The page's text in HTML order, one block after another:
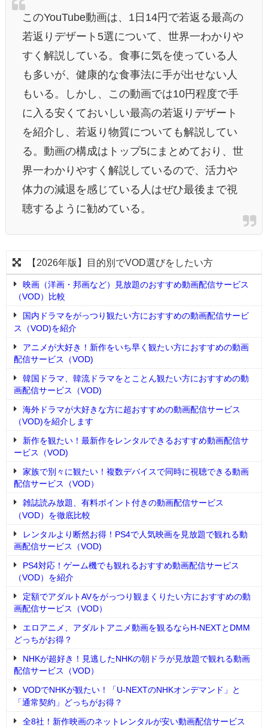
このYouTube動画は、1日14円で若返る最高の
若返りデザート5選について、世界一わかりや
すく解説している。食事に気を使っている人
も多いが、健康的な食事法に手が出せない人
もいる。しかし、この動画では10円程度で手
に入る安くておいしい最高の若返りデザート
を紹介し、若返り物質についても解説してい
る。動画の構成はトップ5にまとめており、世
界一わかりやすく解説しているので、活力や
体力の減退を感じている人はぜひ最後まで視
聴するように勧めている。
【2026年版】目的別でVOD選びをしたい方
映画（洋画・邦画など）見放題のおすすめ動画配信サービス
（VOD）比較
国内ドラマをがっつり観たい方におすすめの動画配信サービ
ス（VOD)を紹介
アニメが大好き！新作をいち早く観たい方におすすめの動画
配信サービス（VOD)
韓国ドラマ、韓流ドラマをとことん観たい方におすすめの動
画配信サービス（VOD)
海外ドラマが大好きな方に超おすすめの動画配信サービス
（VOD)を紹介します
新作を観たい！最新作をレンタルできるおすすめ動画配信サ
ービス（VOD)
家族で別々に観たい！複数デバイスで同時に視聴できる動画
配信サービス（VOD）
雑誌読み放題、有料ポイント付きの動画配信サービス
（VOD）を徹底比較
レンタルより断然お得！PS4で人気映画を見放題で観れる動
画配信サービス（VOD)
PS4対応！ゲーム機でも観れるおすすめ動画配信サービス
（VOD）を紹介
定額でアダルトAVをがっつり観まくりたい方におすすめの動
画配信サービス（VOD）
エロアニメ、アダルトアニメ動画を観るならH-NEXTとDMM
どっちがお得？
NHKが超好き！見逃したNHKの朝ドラが見放題で観れる動画
配信サービス（VOD）
VODでNHKが観たい！「U-NEXTのNHKオンデマンド」と
「通常契約」どっちがお得？
全8社！新作映画のネットレンタルが安い動画配信サービス